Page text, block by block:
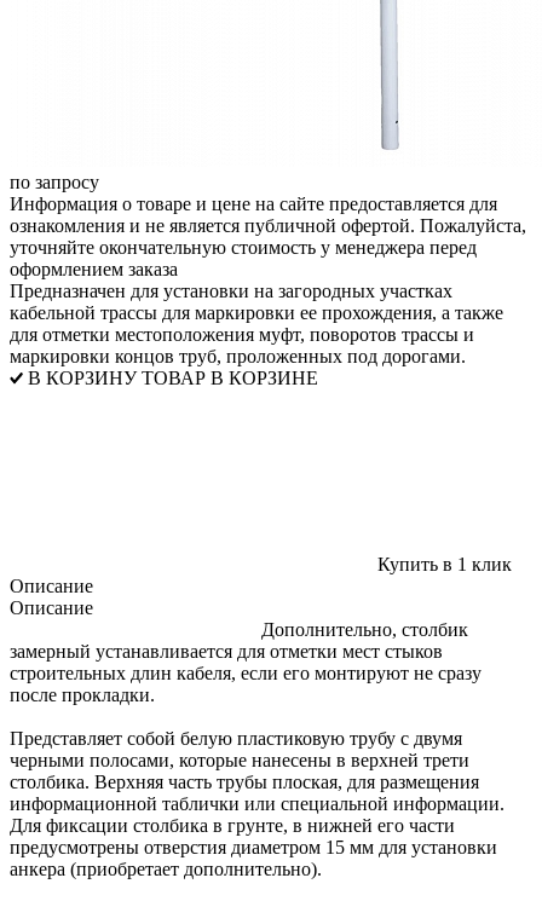
по запросу
Информация о товаре и цене на сайте предоставляется для
ознакомления и не является публичной офертой. Пожалуйста,
уточняйте окончательную стоимость у менеджера перед
оформлением заказа
Предназначен для установки на загородных участках
кабельной трассы для маркировки ее прохождения, а также
для отметки местоположения муфт, поворотов трассы и
маркировки концов труб, проложенных под дорогами.
В КОРЗИНУ ТОВАР В КОРЗИНЕ
Купить в 1 клик
Описание
Описание
Дополнительно, столбик
замерный устанавливается для отметки мест стыков
строительных длин кабеля, если его монтируют не сразу
после прокладки.
Представляет собой белую пластиковую трубу с двумя
черными полосами, которые нанесены в верхней трети
столбика. Верхняя часть трубы плоская, для размещения
информационной таблички или специальной информации.
Для фиксации столбика в грунте, в нижней его части
предусмотрены отверстия диаметром 15 мм для установки
анкера (приобретает дополнительно).